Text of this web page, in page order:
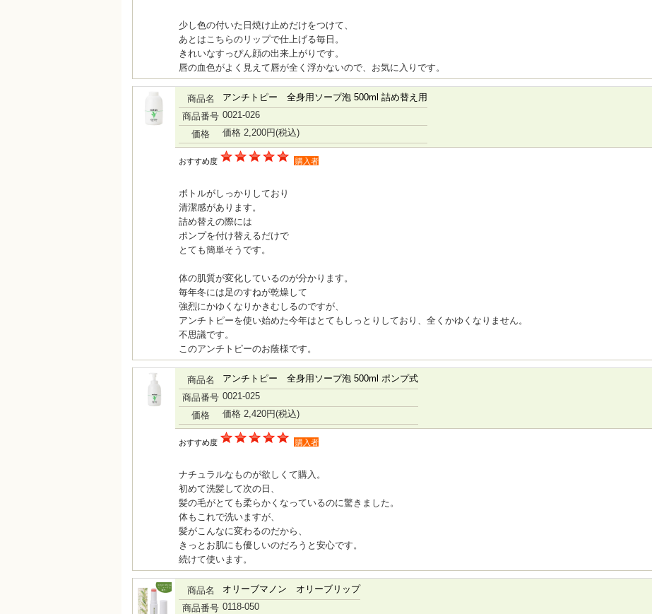
少し色の付いた日焼け止めだけをつけて、
あとはこちらのリップで仕上げる毎日。
きれいなすっぴん顔の出来上がりです。
唇の血色がよく見えて唇が全く浮かないので、お気に入りです。
商品名
アンチトピー 全身用ソープ泡 500ml 詰め替え用
商品番号 0021-026
価格
価格 2,200円(税込)
おすすめ度 購入者
ボトルがしっかりしており
清潔感があります。
詰め替えの際には
ポンプを付け替えるだけで
とても簡単そうです。
体の肌質が変化しているのが分かります。
毎年冬には足のすねが乾燥して
強烈にかゆくなりかきむしるのですが、
アンチトピーを使い始めた今年はとてもしっとりしており、全くかゆくなりません。
不思議です。
このアンチトピーのお蔭様です。
商品名
アンチトピー 全身用ソープ泡 500ml ポンプ式
商品番号 0021-025
価格
価格 2,420円(税込)
おすすめ度 購入者
ナチュラルなものが欲しくて購入。
初めて洗髪して次の日、
髪の毛がとても柔らかくなっているのに驚きました。
体もこれで洗いますが、
髪がこんなに変わるのだから、
きっとお肌にも優しいのだろうと安心です。
続けて使います。
商品名
オリーブマノン オリーブリップ
商品番号 0118-050